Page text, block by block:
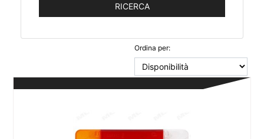
Ordina per: